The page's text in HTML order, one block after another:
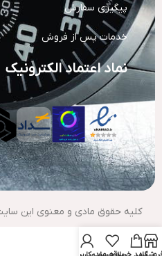
پیگیری سفارش
خدمات پس از فروش
نماد اعتماد الکترونیک
کلیه حقوق مادی و معنوی این